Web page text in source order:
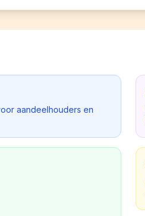
aandeelhouders en